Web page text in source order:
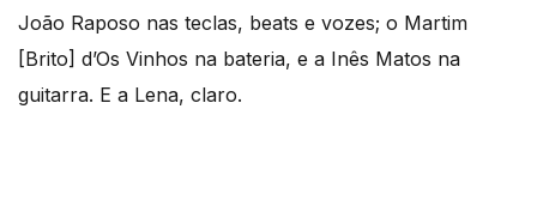
João Raposo nas teclas, beats e vozes; o Martim
[Brito] d’Os Vinhos na bateria, e a Inês Matos na
guitarra. E a Lena, claro.